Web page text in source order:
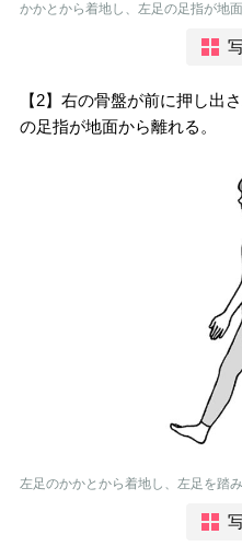
かかとから着地し、左足の足指が地
【2】右の骨盤が前に押し出
の足指が地面から離れる。
左足のかかとから着地し、左足を踏